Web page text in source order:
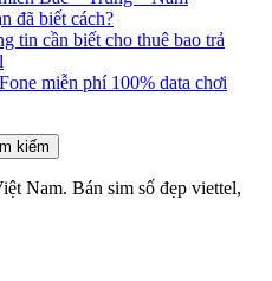
đã biết cách?
tin cần biết cho thuê bao trả
miễn phí 100% data chơi
kiếm
Nam. Bán sim số đẹp viettel,